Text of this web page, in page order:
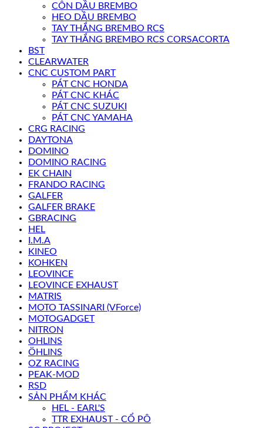
CÔN DẦU BREMBO
HEO DẦU BREMBO
TAY THẮNG BREMBO RCS
TAY THẮNG BREMBO RCS CORSACORTA
BST
CLEARWATER
CNC CUSTOM PART
PÁT CNC HONDA
PÁT CNC KHÁC
PÁT CNC SUZUKI
PÁT CNC YAMAHA
CRG RACING
DAYTONA
DOMINO
DOMINO RACING
EK CHAIN
FRANDO RACING
GALFER
GALFER BRAKE
GBRACING
HEL
I.M.A
KINEO
KOHKEN
LEOVINCE
LEOVINCE EXHAUST
MATRIS
MOTO TASSINARI (VForce)
MOTOGADGET
NITRON
OHLINS
ÖHLINS
OZ RACING
PEAK-MOD
RSD
SẢN PHẨM KHÁC
HEL - EARL'S
TTR EXHAUST - CỔ PÔ